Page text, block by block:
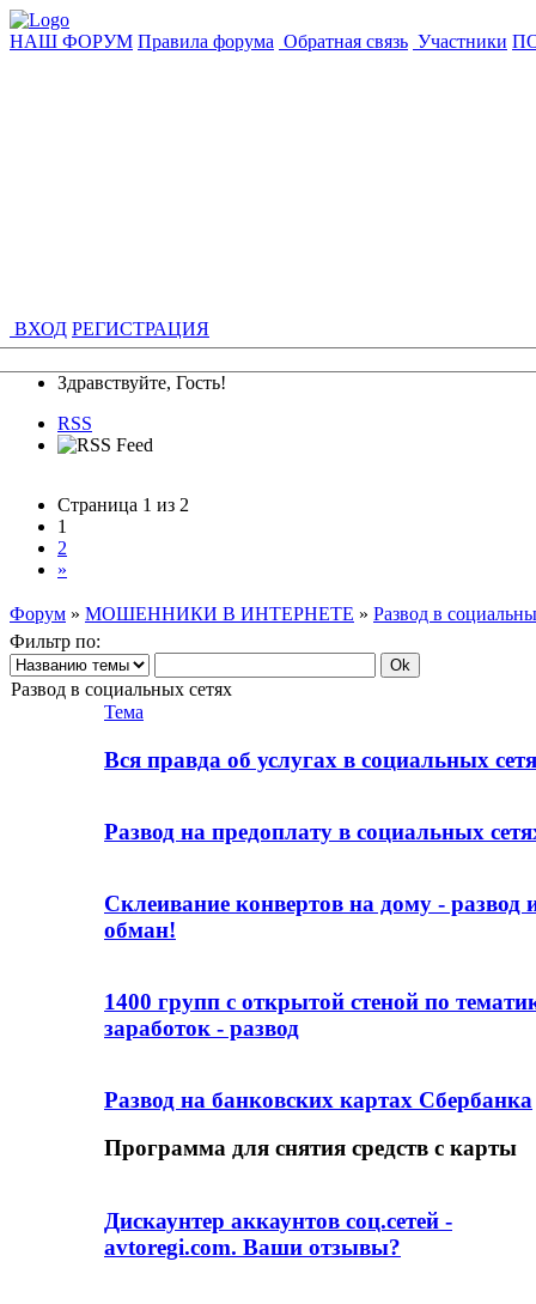
НАШ ФОРУМ Правила форума Обратная связь Участники
ВХОД РЕГИСТРАЦИЯ
Здравствуйте, Гость!
RSS
Страница 1 из 2
1
2
»
Форум » МОШЕННИКИ В ИНТЕРНЕТЕ » Развод в
Фильтр по:
Развод в социальных сетях
Тема
Вся правда об услугах в социальных
Развод на предоплату в социальных
Склеивание конвертов на дому - развод
обман!
1400 групп с открытой стеной по
заработок - развод
Развод на банковских картах Сбербанка
Программа для снятия средств с карты
Дискаунтер аккаунтов соц.сетей -
avtoregi.com. Ваши отзывы?